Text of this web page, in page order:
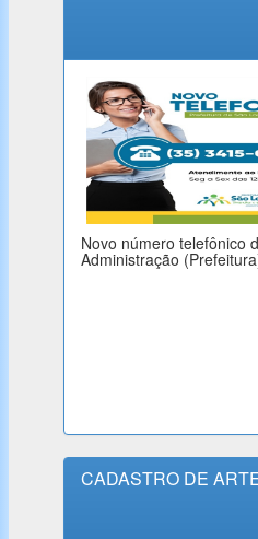
Novo número telefônico
Administração
CADASTRO DE